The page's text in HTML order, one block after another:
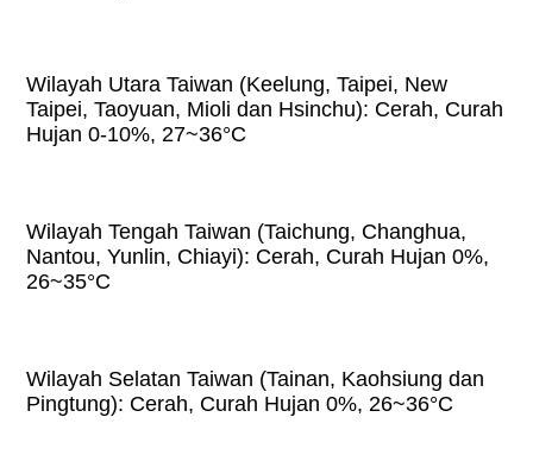
Wilayah Utara Taiwan (Keelung, Taipei, New
Taipei, Taoyuan, Mioli dan Hsinchu): Cerah, Curah
Hujan 0-10%, 27~36°C
Wilayah Tengah Taiwan (Taichung, Changhua,
Nantou, Yunlin, Chiayi): Cerah, Curah Hujan 0%,
26~35°C
Wilayah Selatan Taiwan (Tainan, Kaohsiung dan
Pingtung): Cerah, Curah Hujan 0%, 26~36°C